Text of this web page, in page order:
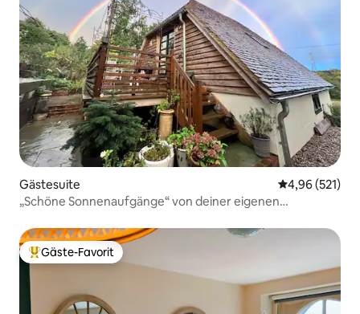
Gästesuite
4,96 (521)
„Schöne Sonnenaufgänge“ von deiner eigenen
Beliebter Gäste-Favorit.
Gäste-Favorit